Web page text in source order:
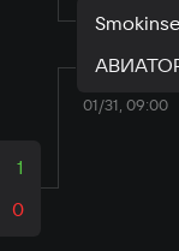
1
0
01/31, 09:00